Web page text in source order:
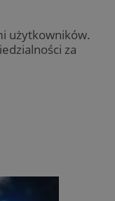
użytkowników.
za